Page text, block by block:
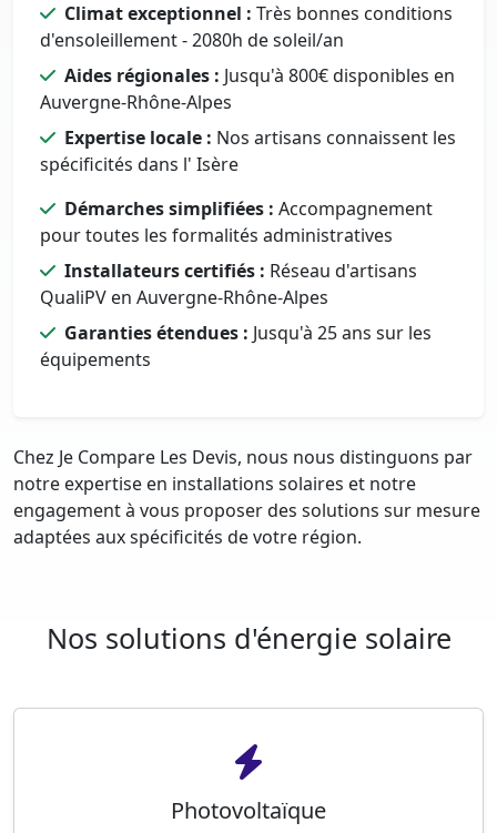
Climat exceptionnel : Très bonnes conditions
d'ensoleillement - 2080h de soleil/an
Aides régionales : Jusqu'à 800€ disponibles en
Auvergne-Rhône-Alpes
Expertise locale : Nos artisans connaissent les
spécificités dans l' Isère
Démarches simplifiées : Accompagnement
pour toutes les formalités administratives
Installateurs certifiés : Réseau d'artisans
QualiPV en Auvergne-Rhône-Alpes
Garanties étendues : Jusqu'à 25 ans sur les
équipements
Chez Je Compare Les Devis, nous nous distinguons par
notre expertise en installations solaires et notre
engagement à vous proposer des solutions sur mesure
adaptées aux spécificités de votre région.
Nos solutions d'énergie solaire
Photovoltaïque